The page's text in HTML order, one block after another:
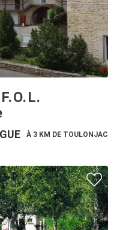
À 3 KM DE TOULONJAC